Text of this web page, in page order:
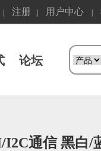
注册 用户中心
论坛
I2C通信 黑白/